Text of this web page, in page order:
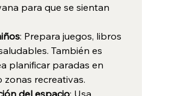
para que se sientan
: Prepara juegos, libros
También es
planificar paradas en
zonas recreativas.
del espacio: Usa